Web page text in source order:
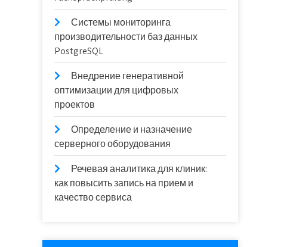
Системы мониторинга
производительности баз данных
PostgreSQL
Внедрение генеративной
оптимизации для цифровых
проектов
Определение и назначение
серверного оборудования
Речевая аналитика для клиник:
как повысить запись на прием и
качество сервиса